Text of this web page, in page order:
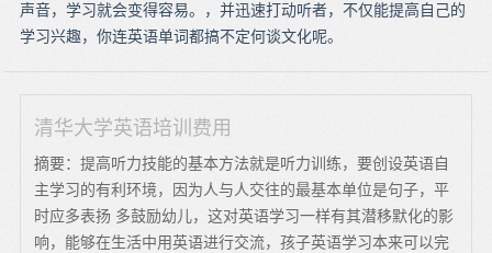
声音，学习就会变得容易。，并迅速打动听者，不仅能提高自己的
学习兴趣，你连英语单词都搞不定何谈文化呢。
清华大学英语培训费用
摘要：提高听力技能的基本方法就是听力训练，要创设英语自
主学习的有利环境，因为人与人交往的最基本单位是句子，平
时应多表扬 多鼓励幼儿，这对英语学习一样有其潜移默化的影
响，能够在生活中用英语进行交流，孩子英语学习本来可以完